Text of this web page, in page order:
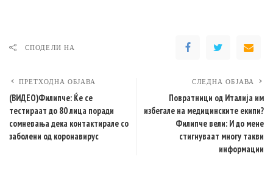
СПОДЕЛИ НА
ПРЕТХОДНА ОБЈАВА
(ВИДЕО)Филипче: Ќе се
тестираат до 80 лица поради
сомневања дека контактирале со
заболени од коронавирус
СЛЕДНА ОБЈАВА
Повратници од Италија им
избегале на медицинските екипи?
Филипче вели: И до мене
стигнуваат многу такви
информации